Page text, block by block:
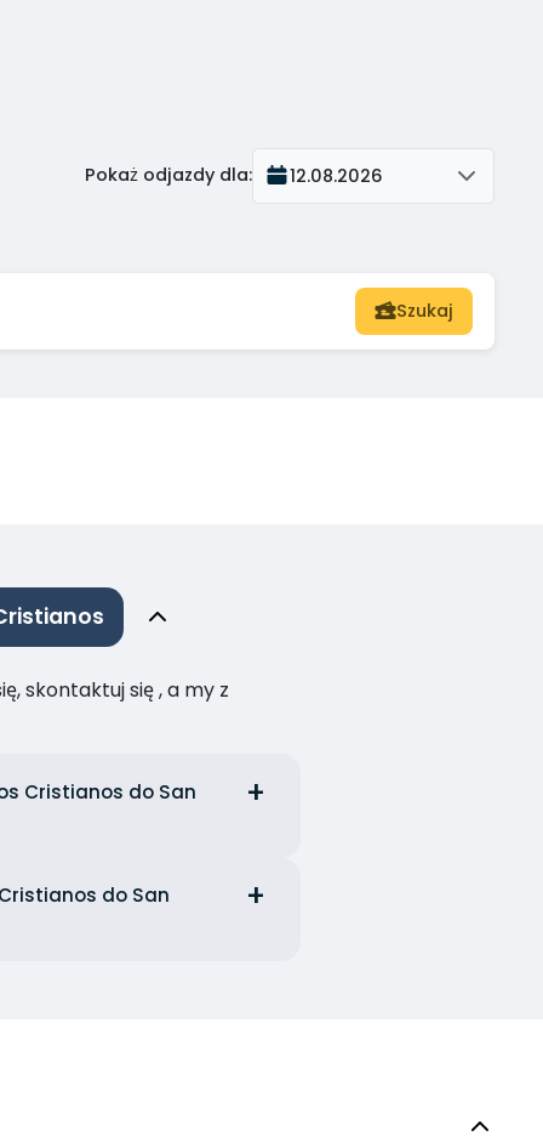
Pokaż odjazdy dla: 12.08.2026
Szukaj
skontaktuj się , a my z
Cristianos do San
do San